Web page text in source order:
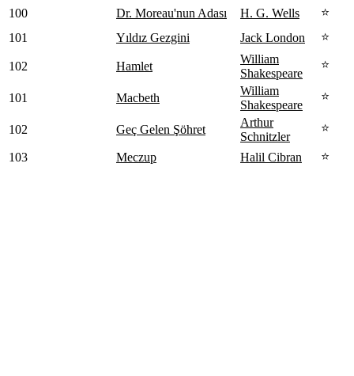
100 Dr. Moreau'nun Adası H. G. Wells
⭐
101
Yıldız Gezgini Jack London ⭐
102 Hamlet
William
Shakespeare
⭐
101 Macbeth
William
Shakespeare
⭐
102 Geç Gelen Şöhret
Arthur
Schnitzler
⭐
103 Meczup Halil Cibran ⭐